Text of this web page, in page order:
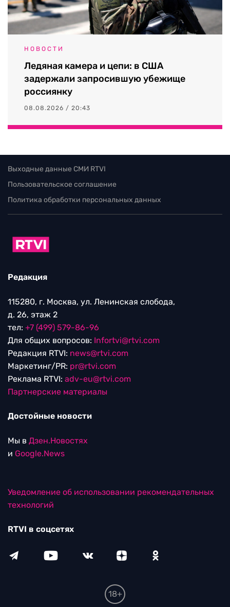
НОВОСТИ
Ледяная камера и цепи: в США
задержали запросившую убежище
россиянку
08.08.2026 / 20:43
Выходные данные СМИ RTVI
Пользовательское соглашение
Политика обработки персональных данных
Редакция
115280, г. Москва, ул. Ленинская слобода,
д. 26, этаж 2
тел: +7 (499) 579-86-96
Для общих вопросов: Infortvi@rtvi.com
Редакция RTVI: news@rtvi.com
Маркетинг/PR: pr@rtvi.com
Реклама RTVI: adv-eu@rtvi.com
Партнерские материалы
Достойные новости
Мы в Дзен.Новостях
и Google.News
Уведомление об использовании рекомендательных
технологий
RTVI в соцсетях
18+